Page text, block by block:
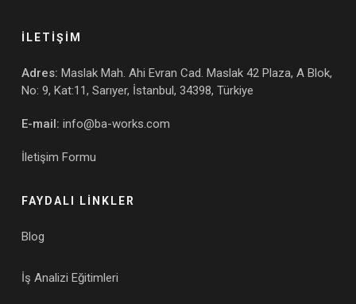
İLETİŞİM
Adres: Maslak Mah. Ahi Evran Cad. Maslak 42 Plaza, A Blok,
No: 9, Kat:11, Sarıyer, İstanbul, 34398, Türkiye
E-mail: info@ba-works.com
İletişim Formu
FAYDALI LİNKLER
Blog
İş Analizi Eğitimleri